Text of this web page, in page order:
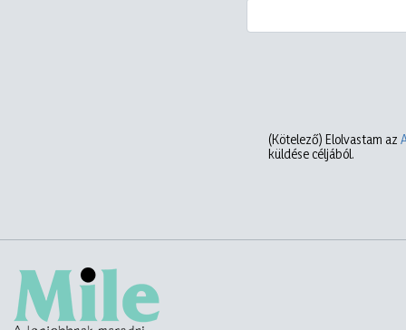
(Kötelező) Elolvastam az
küldése céljából.